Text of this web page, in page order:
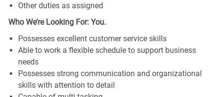
Other duties as assigned
Who We’re Looking For: You.
Possesses excellent customer service skills
Able to work a flexible schedule to support business
needs
Possesses strong communication and organizational
skills with attention to detail